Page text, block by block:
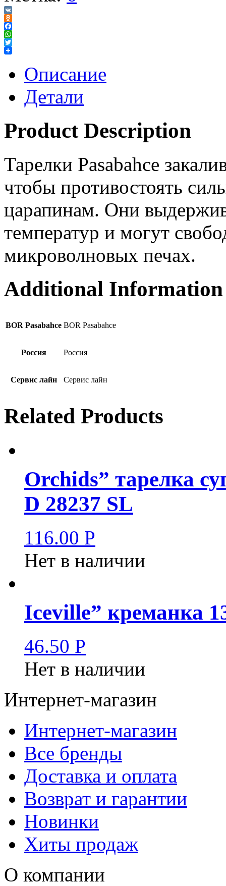
VK
Odnoklassniki
Facebook
WhatsApp
Twitter
Описание
Детали
Product Description
Тарелки Pasabahce
чтобы противостоять
царапинам. Они
температур и могут
микроволновых печах.
Additional Information
BOR Pasabahce BOR Pasabahce
Россия Россия
Сервис лайн Сервис лайн
Related Products
Orchids” тарелка
D 28237 SL
116.00 Р
Нет в наличии
Iceville” креманка
46.50 Р
Нет в наличии
Интернет-магазин
Интернет-магазин
Все бренды
Доставка и оплата
Возврат и гарантии
Новинки
Хиты продаж
О компании